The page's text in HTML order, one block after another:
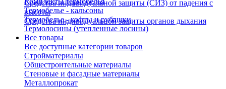
Средства индивидуальной защиты (СИЗ) от падения с
высоты
Средства индивидуальной защиты органов дыхания
Термобелье - кальсоны
Термобелье - кофты и рубашки
Термолосины (утепленные лосины)
Все товары
Все доступные категории товаров
Стройматериалы
Общестроительные материалы
Стеновые и фасадные материалы
Металлопрокат